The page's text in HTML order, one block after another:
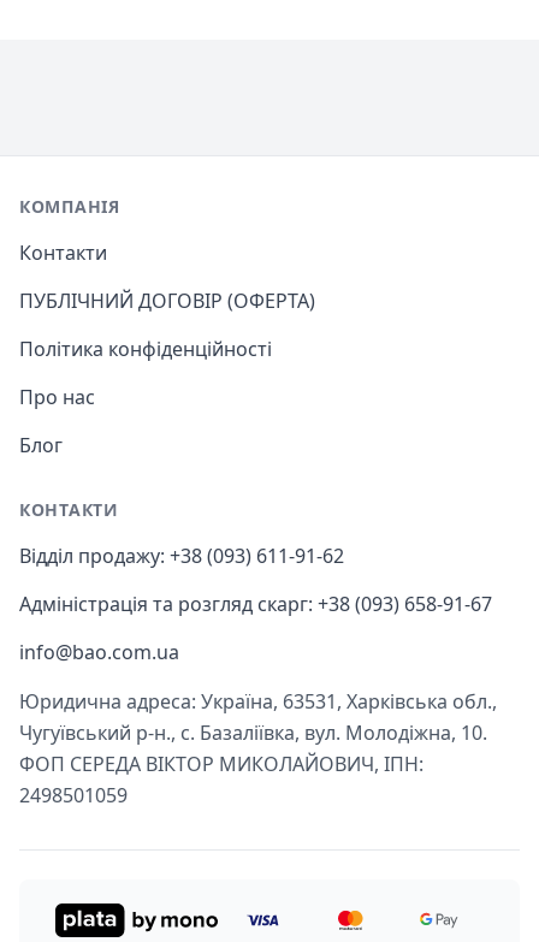
Footer
КОМПАНІЯ
Контакти
ПУБЛІЧНИЙ ДОГОВІР (ОФЕРТА)
Політика конфіденційності
Про нас
Блог
КОНТАКТИ
Відділ продажу: +38 (093) 611-91-62
Адміністрація та розгляд скарг: +38 (093) 658-91-67
info@bao.com.ua
Юридична адреса: Україна, 63531, Харківська обл.,
Чугуївський р-н., с. Базаліївка, вул. Молодіжна, 10.
ФОП СЕРЕДА ВІКТОР МИКОЛАЙОВИЧ, ІПН:
2498501059